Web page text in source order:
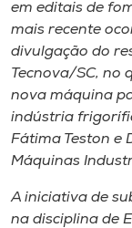
A+
A-
em editais de
mais recente
divulgação do
Tecnova/SC, no
nova máquina
indústria
Fátima Teston e
Máquinas
A iniciativa de
na disciplina de